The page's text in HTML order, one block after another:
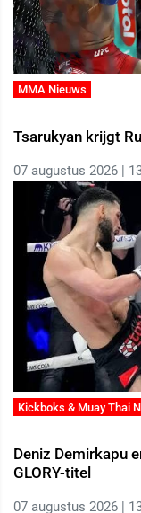
MMA Nieuws
Tsarukyan krijgt
07 augustus 2026 |
Kickboks & Muay Thai
Deniz Demirkapu
GLORY-titel
07 augustus 2026 |